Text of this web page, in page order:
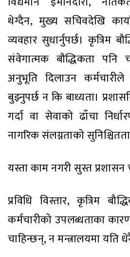
थेग्दैन, मुख्य सचिवदेखि
व्यवहार सुधार्नुपर्छ। कृत्रिम
संवेगात्मक बौद्धिकता पनि
अनुभूति दिलाउन कर्मचारीले
बुझ्नुपर्छ न कि बाध्यता।
गर्दा वा सेवाको ढाँचा
नागरिक संलग्नताको
यस्ता काम नगरी सुस्त
प्रविधि विस्तार, कृत्रिम
कर्मचारीको उपलब्धताका
चाहिन्छन्, न मन्त्रालयमा यति